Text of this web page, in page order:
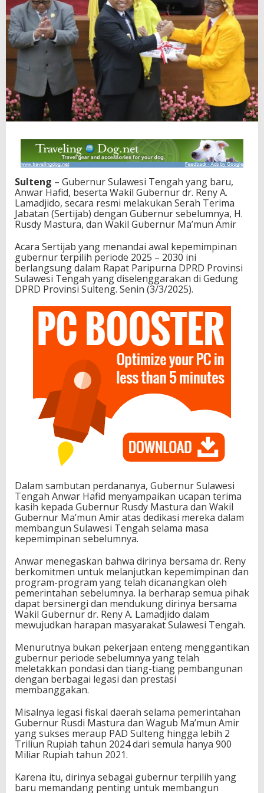
u
r
S
n
a
i
a
w
a
l
k
e
p
m
i
m
p
i
n
a
A
n
w
a
f
e
n
y
A
.
L
m
a
d
j
i
d
o
Sulteng – Gubernur Sulawesi Tengah yang baru,
Anwar Hafid, beserta Wakil Gubernur dr. Reny A.
Lamadjido, secara resmi melakukan Serah Terima
Jabatan (Sertijab) dengan Gubernur sebelumnya, H.
Rusdy Mastura, dan Wakil Gubernur Ma’mun Amir
Acara Sertijab yang menandai awal kepemimpinan
gubernur terpilih periode 2025 – 2030 ini
berlangsung dalam Rapat Paripurna DPRD Provinsi
Sulawesi Tengah yang diselenggarakan di Gedung
DPRD Provinsi Sulteng. Senin (3/3/2025).
Dalam sambutan perdananya, Gubernur Sulawesi
Tengah Anwar Hafid menyampaikan ucapan terima
kasih kepada Gubernur Rusdy Mastura dan Wakil
Gubernur Ma’mun Amir atas dedikasi mereka dalam
membangun Sulawesi Tengah selama masa
kepemimpinan sebelumnya.
Anwar menegaskan bahwa dirinya bersama dr. Reny
berkomitmen untuk melanjutkan kepemimpinan dan
program-program yang telah dicanangkan oleh
pemerintahan sebelumnya. Ia berharap semua pihak
dapat bersinergi dan mendukung dirinya bersama
Wakil Gubernur dr. Reny A. Lamadjido dalam
mewujudkan harapan masyarakat Sulawesi Tengah.
Menurutnya bukan pekerjaan enteng menggantikan
gubernur periode sebelumnya yang telah
meletakkan pondasi dan tiang-tiang pembangunan
dengan berbagai legasi dan prestasi
membanggakan.
Misalnya legasi fiskal daerah selama pemerintahan
Gubernur Rusdi Mastura dan Wagub Ma’mun Amir
yang sukses meraup PAD Sulteng hingga lebih 2
Triliun Rupiah tahun 2024 dari semula hanya 900
Miliar Rupiah tahun 2021.
Karena itu, dirinya sebagai gubernur terpilih yang
baru memandang penting untuk membangun